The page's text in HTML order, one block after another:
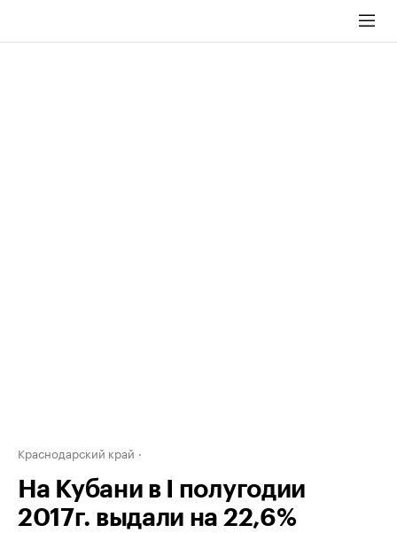
Краснодарский край
На Кубани в I полугодии
2017г. выдали на 22,6%